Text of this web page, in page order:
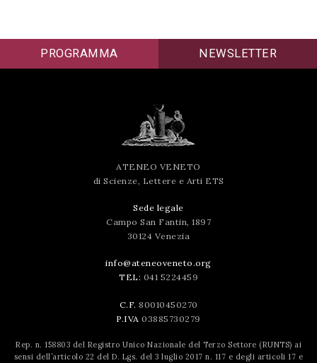
PROGRAMMA NEWSLETTER
ATENEO VENETO
di Scienze, Lettere e Arti ETS
Sede legale
Campo San Fantin, 1897
30124 Venezia
info@ateneoveneto.org
TEL: 041 5224459
C.F. 80010450270
P.IVA 03885730279
Rep. n. 158803 del Registro Unico Nazionale del Terzo Settore (RUNTS) ai
sensi dell’articolo 22 del D. Lgs. del 3 luglio 2017 n. 117 e degli articoli 17 e